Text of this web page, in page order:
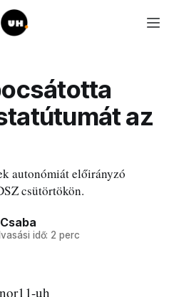
az
autonómiát előirányzó
csütörtökön.
idő: 2 perc